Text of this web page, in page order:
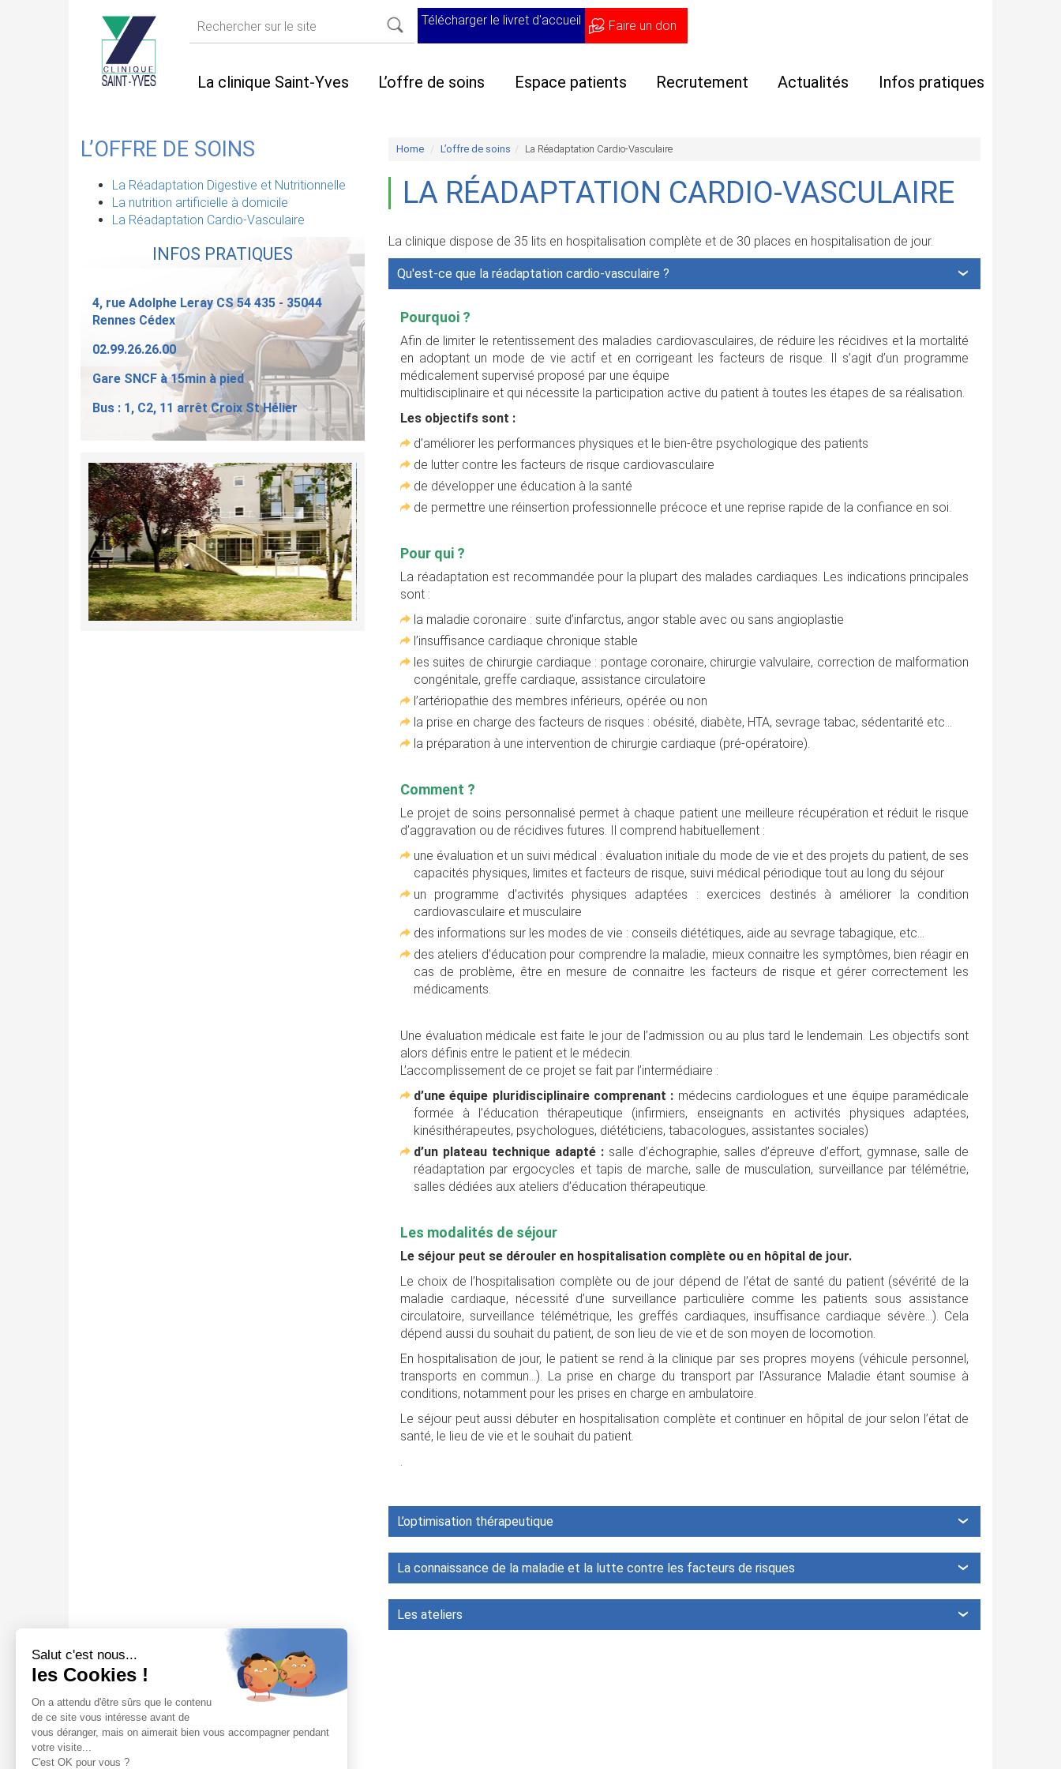
Télécharger le livret d'accueil Faire un don
La clinique Saint-Yves L’offre de soins Espace patients Recrutement Actualités Infos pratiques
L’OFFRE DE SOINS
La Réadaptation Digestive et Nutritionnelle
La nutrition artificielle à domicile
La Réadaptation Cardio-Vasculaire
INFOS PRATIQUES
4, rue Adolphe Leray CS 54 435 - 35044
Rennes Cédex
02.99.26.26.00
Gare SNCF à 15min à pied
Bus : 1, C2, 11 arrêt Croix St Hélier
Home L’offre de soins La Réadaptation Cardio-Vasculaire
LA RÉADAPTATION CARDIO-VASCULAIRE
La clinique dispose de 35 lits en hospitalisation complète et de 30 places en hospitalisation de jour.
Qu'est-ce que la réadaptation cardio-vasculaire ?
Pourquoi ?
Afin de limiter le retentissement des maladies cardiovasculaires, de réduire les récidives et la mortalité
en adoptant un mode de vie actif et en corrigeant les facteurs de risque. Il s’agit d’un programme
médicalement supervisé proposé par une équipe
multidisciplinaire et qui nécessite la participation active du patient à toutes les étapes de sa réalisation.
Les objectifs sont :
d’améliorer les performances physiques et le bien-être psychologique des patients
de lutter contre les facteurs de risque cardiovasculaire
de développer une éducation à la santé
de permettre une réinsertion professionnelle précoce et une reprise rapide de la confiance en soi.
Pour qui ?
La réadaptation est recommandée pour la plupart des malades cardiaques. Les indications principales
sont :
la maladie coronaire : suite d’infarctus, angor stable avec ou sans angioplastie
l’insuffisance cardiaque chronique stable
les suites de chirurgie cardiaque : pontage coronaire, chirurgie valvulaire, correction de malformation
congénitale, greffe cardiaque, assistance circulatoire
l’artériopathie des membres inférieurs, opérée ou non
la prise en charge des facteurs de risques : obésité, diabète, HTA, sevrage tabac, sédentarité etc…
la préparation à une intervention de chirurgie cardiaque (pré-opératoire).
Comment ?
Le projet de soins personnalisé permet à chaque patient une meilleure récupération et réduit le risque
d’aggravation ou de récidives futures. Il comprend habituellement :
une évaluation et un suivi médical : évaluation initiale du mode de vie et des projets du patient, de ses
capacités physiques, limites et facteurs de risque, suivi médical périodique tout au long du séjour
un programme d’activités physiques adaptées : exercices destinés à améliorer la condition
cardiovasculaire et musculaire
des informations sur les modes de vie : conseils diététiques, aide au sevrage tabagique, etc…
des ateliers d’éducation pour comprendre la maladie, mieux connaitre les symptômes, bien réagir en
cas de problème, être en mesure de connaitre les facteurs de risque et gérer correctement les
médicaments.
Une évaluation médicale est faite le jour de l’admission ou au plus tard le lendemain. Les objectifs sont
alors définis entre le patient et le médecin.
L’accomplissement de ce projet se fait par l’intermédiaire :
d’une équipe pluridisciplinaire comprenant : médecins cardiologues et une équipe paramédicale
formée à l’éducation thérapeutique (infirmiers, enseignants en activités physiques adaptées,
kinésithérapeutes, psychologues, diététiciens, tabacologues, assistantes sociales)
d’un plateau technique adapté :salle d’échographie, salles d’épreuve d’effort, gymnase, salle de
réadaptation par ergocycles et tapis de marche, salle de musculation, surveillance par télémétrie,
salles dédiées aux ateliers d’éducation thérapeutique.
Les modalités de séjour
Le séjour peut se dérouler en hospitalisation complète ou en hôpital de jour.
Le choix de l’hospitalisation complète ou de jour dépend de l’état de santé du patient (sévérité de la
maladie cardiaque, nécessité d’une surveillance particulière comme les patients sous assistance
circulatoire, surveillance télémétrique, les greffés cardiaques, insuffisance cardiaque sévère…). Cela
dépend aussi du souhait du patient, de son lieu de vie et de son moyen de locomotion.
En hospitalisation de jour, le patient se rend à la clinique par ses propres moyens (véhicule personnel,
transports en commun…). La prise en charge du transport par l’Assurance Maladie étant soumise à
conditions, notamment pour les prises en charge en ambulatoire.
Le séjour peut aussi débuter en hospitalisation complète et continuer en hôpital de jour selon l’état de
santé, le lieu de vie et le souhait du patient.
.
L’optimisation thérapeutique
La connaissance de la maladie et la lutte contre les facteurs de risques
Les ateliers